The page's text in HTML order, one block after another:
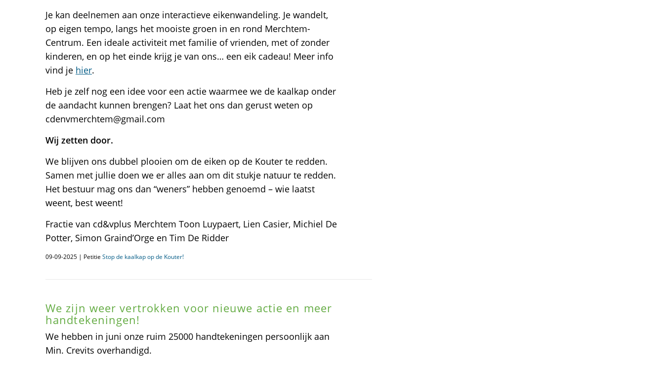
Je kan deelnemen aan onze interactieve eikenwandeling. Je wandelt,
op eigen tempo, langs het mooiste groen in en rond Merchtem-
Centrum. Een ideale activiteit met familie of vrienden, met of zonder
kinderen, en op het einde krijg je van ons… een eik cadeau! Meer info
vind je hier.
Heb je zelf nog een idee voor een actie waarmee we de kaalkap onder
de aandacht kunnen brengen? Laat het ons dan gerust weten op
cdenvmerchtem@gmail.com
Wij zetten door.
We blijven ons dubbel plooien om de eiken op de Kouter te redden.
Samen met jullie doen we er alles aan om dit stukje natuur te redden.
Het bestuur mag ons dan “weners” hebben genoemd – wie laatst
weent, best weent!
Fractie van cd&vplus Merchtem Toon Luypaert, Lien Casier, Michiel De
Potter, Simon Graind’Orge en Tim De Ridder
09-09-2025 | Petitie Stop de kaalkap op de Kouter!
We zijn weer vertrokken voor nieuwe actie en meer
handtekeningen!
We hebben in juni onze ruim 25000 handtekeningen persoonlijk aan
Min. Crevits overhandigd.